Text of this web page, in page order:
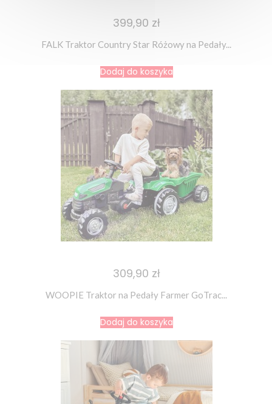
399,90 zł
FALK Traktor Country Star Różowy na Pedały...
Dodaj do koszyka
309,90 zł
WOOPIE Traktor na Pedały Farmer GoTrac...
Dodaj do koszyka